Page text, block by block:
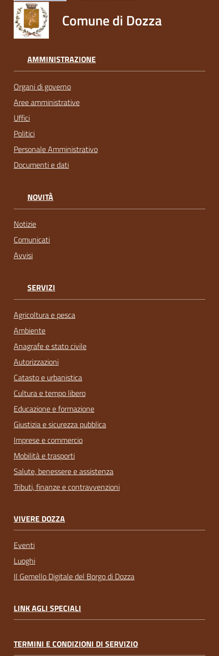
Comune di Dozza
AMMINISTRAZIONE
Organi di governo
Aree amministrative
Uffici
Politici
Personale Amministrativo
Documenti e dati
NOVITÀ
Notizie
Comunicati
Avvisi
SERVIZI
Agricoltura e pesca
Ambiente
Anagrafe e stato civile
Autorizzazioni
Catasto e urbanistica
Cultura e tempo libero
Educazione e formazione
Giustizia e sicurezza pubblica
Imprese e commercio
Mobilità e trasporti
Salute, benessere e assistenza
Tributi, finanze e contravvenzioni
VIVERE DOZZA
Eventi
Luoghi
Il Gemello Digitale del Borgo di Dozza
LINK AGLI SPECIALI
TERMINI E CONDIZIONI DI SERVIZIO